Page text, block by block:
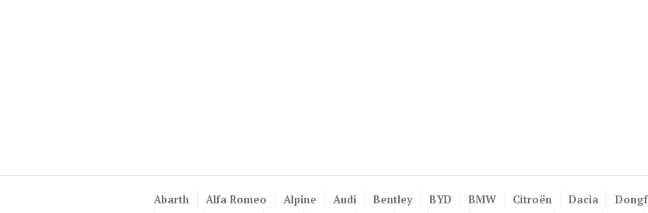
Abarth Alfa Romeo Alpine Audi Bentley BYD BMW Citroën Dacia